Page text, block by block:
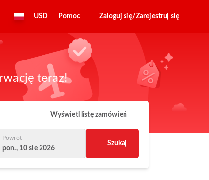
USD Pomoc Zaloguj się/Zarejestruj się
teraz!
Wyświetl listę zamówień
Powrót
pon., 10 sie 2026
Szukaj